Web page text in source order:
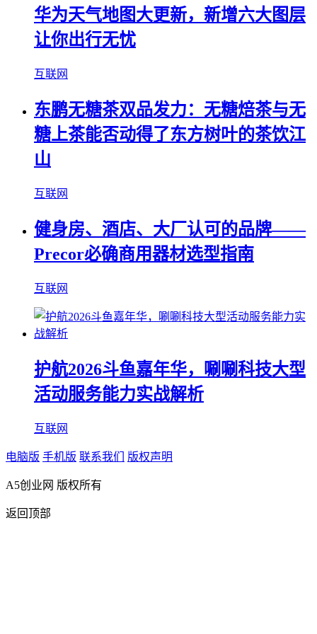
华为天气地图大更新，新增六大图层
让你出行无忧
互联网
东鹏无糖茶双品发力：无糖焙茶与无
糖上茶能否动得了东方树叶的茶饮江
山
互联网
健身房、酒店、大厂认可的品牌——
Precor必确商用器材选型指南
互联网
护航2026斗鱼嘉年华，唰唰科技大型
活动服务能力实战解析
互联网
电脑版 手机版 联系我们 版权声明
A5创业网 版权所有
返回顶部